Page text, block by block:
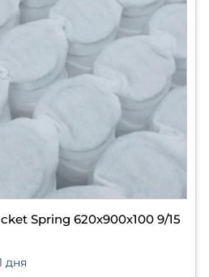
Spring 620х900х100 9/15
дня